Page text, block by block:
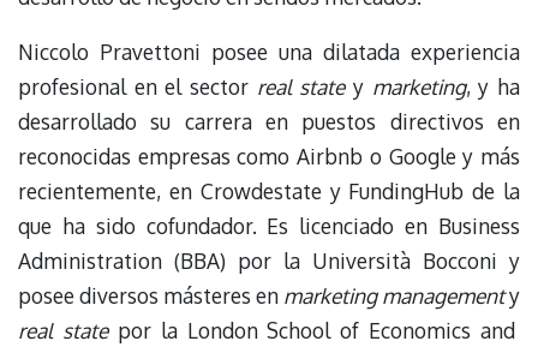
Niccolo Pravettoni posee una dilatada experiencia
profesional en el sector real statey marketing, y ha
desarrollado su carrera en puestos directivos en
reconocidas empresas como Airbnb o Google y más
recientemente, en Crowdestate y FundingHub de la
que ha sido cofundador. Es licenciado en Business
Administration (BBA) por la Università Bocconi y
posee diversos másteres en marketing managementy
real state por la London School of Economics and